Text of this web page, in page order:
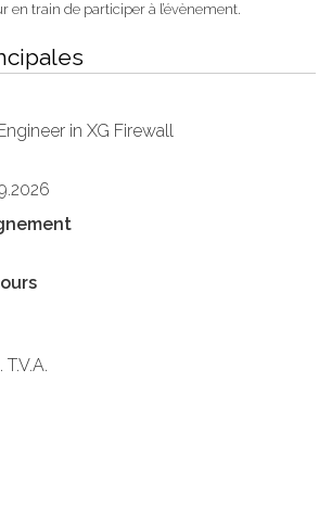
en train de participer à l’évènement.
in XG Firewall